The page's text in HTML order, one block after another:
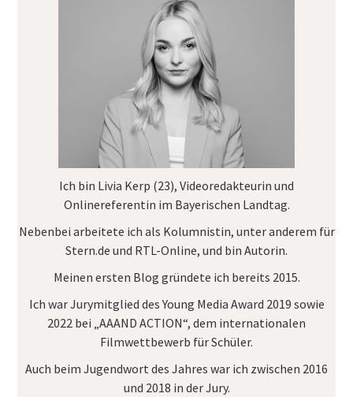
Ich bin Livia Kerp (23), Videoredakteurin und
Onlinereferentin im Bayerischen Landtag.
Nebenbei arbeitete ich als Kolumnistin, unter anderem für
Stern.de und RTL-Online, und bin Autorin.
Meinen ersten Blog gründete ich bereits 2015.
Ich war Jurymitglied desYoung Media Award 2019 sowie
2022 bei „AAAND ACTION“, dem internationalen
Filmwettbewerb für Schüler.
Auch beim Jugendwort des Jahres war ich zwischen 2016
und 2018 in der Jury.